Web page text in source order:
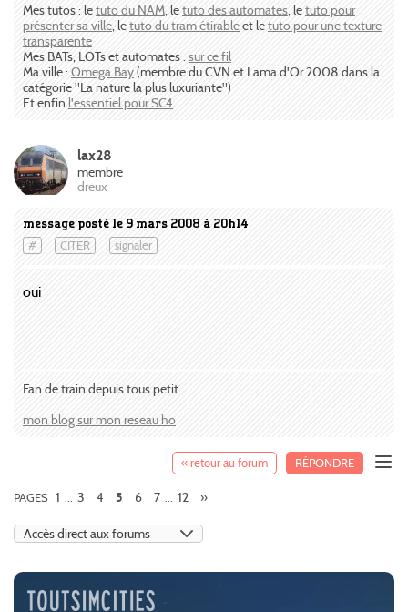
Mes tutos : letuto du NAM, letuto des automates, letuto pour
présenter sa ville, letuto du tram étirableet letuto pour une texture
transparente
Mes BATs, LOTs et automates : sur ce fil
Ma ville : Omega Bay(membre du CVN et Lama d'Or 2008 dans la
catégorie "La nature la plus luxuriante")
Et enfin l'essentiel pour SC4
message posté le 9 mars 2008 à 20h14
# CITER signaler
lax28
membre
dreux
oui
Fan de train depuis tous petit
mon blog sur mon reseau ho
« retour au forum RÉPONDRE
PAGES 1 ... 3 4 5 6 7 ... 12 »